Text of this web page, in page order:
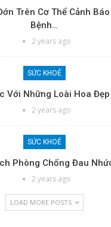
Trên Cơ Thể Cảnh
Bệnh…
2 years ago
SỨC KHOẺ
Với Những Loài Hoa
2 years ago
SỨC KHOẺ
Phòng Chống Đau
2 years ago
LOAD MORE POSTS